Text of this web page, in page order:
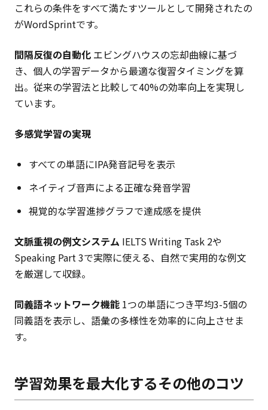
これらの条件をすべて満たすツールとして開発されたの
がWordSprintです。
間隔反復の自動化 エビングハウスの忘却曲線に基づ
き、個人の学習データから最適な復習タイミングを算
出。従来の学習法と比較して40%の効率向上を実現し
ています。
多感覚学習の実現
すべての単語にIPA発音記号を表示
ネイティブ音声による正確な発音学習
視覚的な学習進捗グラフで達成感を提供
文脈重視の例文システム IELTS Writing Task 2や
Speaking Part 3で実際に使える、自然で実用的な例文
を厳選して収録。
同義語ネットワーク機能 1つの単語につき平均3-5個の
同義語を表示し、語彙の多様性を効率的に向上させま
す。
学習効果を最大化するその他のコツ